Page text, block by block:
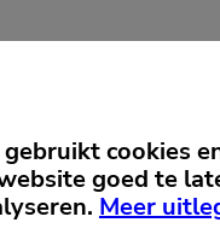
Cookievoorkeuren
gebruikt cookies
goed te
Meer